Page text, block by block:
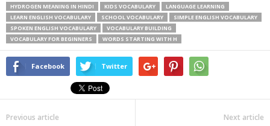
HYDROGEN MEANING IN HINDI
KIDS VOCABULARY
LANGUAGE LEARNING
LEARN ENGLISH VOCABULARY
SCHOOL VOCABULARY
SIMPLE ENGLISH VOCABULARY
SPOKEN ENGLISH VOCABULARY
VOCABULARY BUILDING
VOCABULARY FOR BEGINNERS
WORDS STARTING WITH H
Facebook Twitter
Previous article Next article